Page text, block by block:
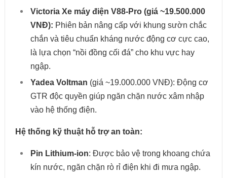
Victoria Xe máy điện V88-Pro (giá ~19.500.000
VNĐ): Phiên bản nâng cấp với khung sườn chắc
chắn và tiêu chuẩn kháng nước động cơ cực cao,
là lựa chọn “nồi đồng cối đá” cho khu vực hay
ngập.
Yadea Voltman (giá ~19.000.000 VNĐ): Động cơ
GTR độc quyền giúp ngăn chặn nước xâm nhập
vào hệ thống điện.
Hệ thống kỹ thuật hỗ trợ an toàn:
Pin Lithium-ion: Được bảo vệ trong khoang chứa
kín nước, ngăn chặn rò rỉ điện khi đi mưa ngập.